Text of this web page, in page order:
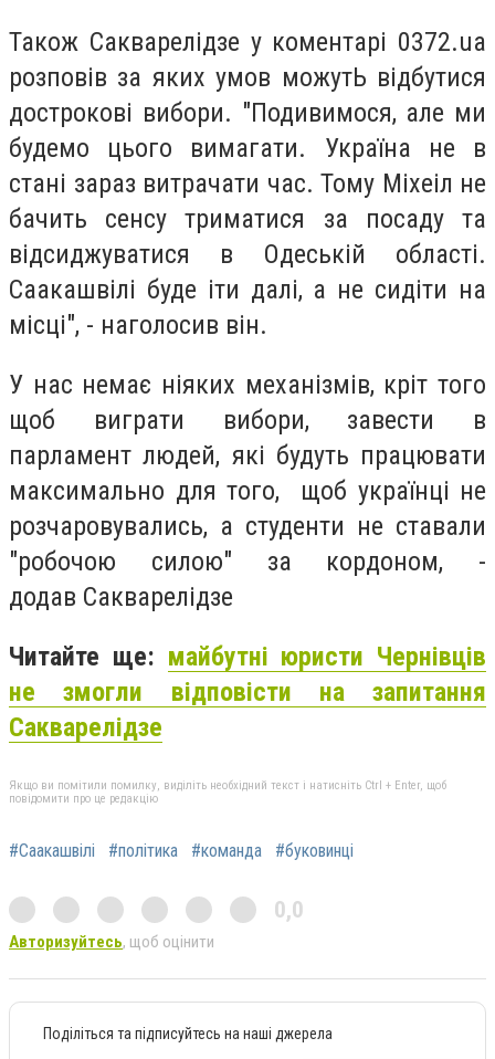
Також Сакварелідзе у коментарі 0372.ua
розповів за яких умов можутЬ відбутися
дострокові вибори. "Подивимося, але ми
будемо цього вимагати. Україна не в
стані зараз витрачати час. Тому Міхеіл не
бачить сенсу триматися за посаду та
відсиджуватися в Одеській області.
Саакашвілі буде іти далі, а не сидіти на
місці", - наголосив він.
У нас немає ніяких механізмів, кріт того
щоб виграти вибори, завести в
парламент людей, які будуть працювати
максимально для того, щоб українці не
розчаровувались, а студенти не ставали
"робочою силою" за кордоном, -
додав Сакварелідзе
Читайте ще: майбутні юристи Чернівців
не змогли відповісти на запитання
Сакварелідзе
Якщо ви помітили помилку, виділіть необхідний текст і натисніть Ctrl + Enter, щоб
повідомити про це редакцію
#Саакашвілі #політика #команда #буковинці
0,0
Авторизуйтесь, щоб оцінити
Поділіться та підписуйтесь на наші джерела